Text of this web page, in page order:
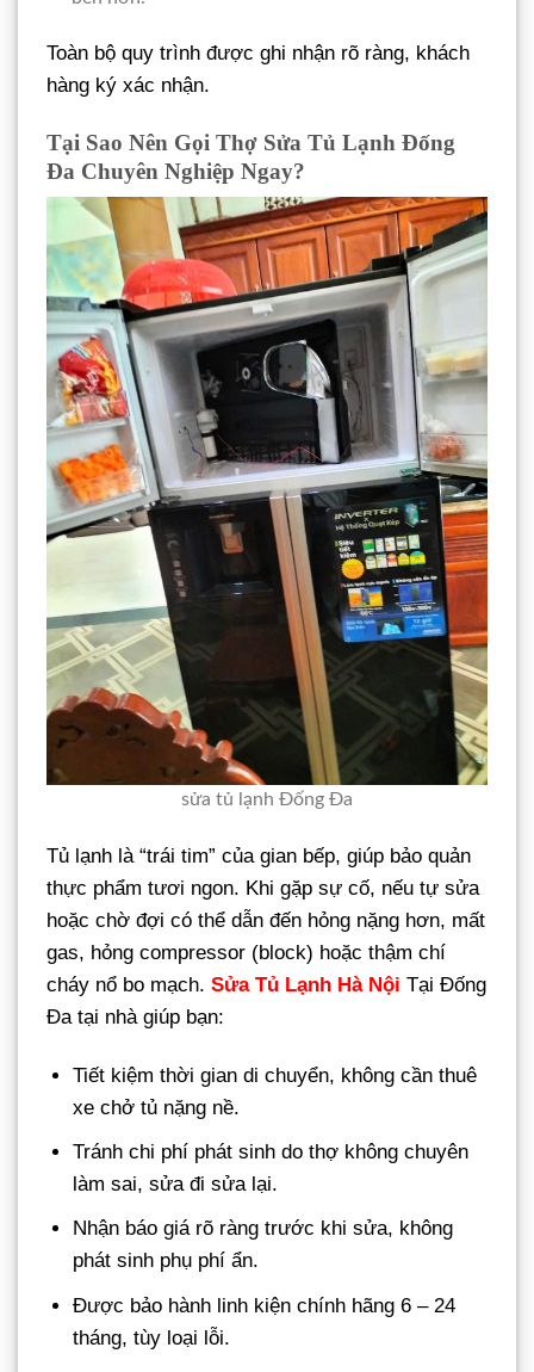
Toàn bộ quy trình được ghi nhận rõ ràng, khách
hàng ký xác nhận.
Tại Sao Nên Gọi Thợ Sửa Tủ Lạnh Đống
Đa Chuyên Nghiệp Ngay?
sửa tủ lạnh Đống Đa
Tủ lạnh là “trái tim” của gian bếp, giúp bảo quản
thực phẩm tươi ngon. Khi gặp sự cố, nếu tự sửa
hoặc chờ đợi có thể dẫn đến hỏng nặng hơn, mất
gas, hỏng compressor (block) hoặc thậm chí
cháy nổ bo mạch. Sửa Tủ Lạnh Hà Nội Tại Đống
Đa tại nhà giúp bạn:
Tiết kiệm thời gian di chuyển, không cần thuê
xe chở tủ nặng nề.
Tránh chi phí phát sinh do thợ không chuyên
làm sai, sửa đi sửa lại.
Nhận báo giá rõ ràng trước khi sửa, không
phát sinh phụ phí ẩn.
Được bảo hành linh kiện chính hãng 6 – 24
tháng, tùy loại lỗi.